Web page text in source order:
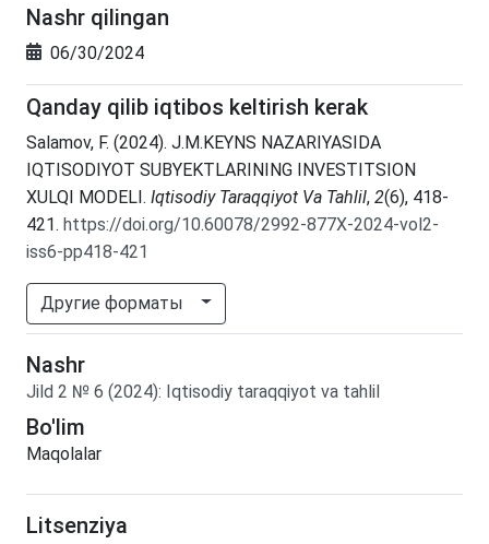
Nashr qilingan
06/30/2024
Qanday qilib iqtibos keltirish kerak
Salamov, F. (2024). J.M.KEYNS NAZARIYASIDA
IQTISODIYOT SUBYEKTLARINING INVESTITSION
XULQI MODELI. Iqtisodiy Taraqqiyot Va Tahlil, 2(6), 418-
421. https://doi.org/10.60078/2992-877X-2024-vol2-
iss6-pp418-421
Другие форматы
Nashr
Jild 2 № 6 (2024): Iqtisodiy taraqqiyot va tahlil
Bo'lim
Maqolalar
Litsenziya